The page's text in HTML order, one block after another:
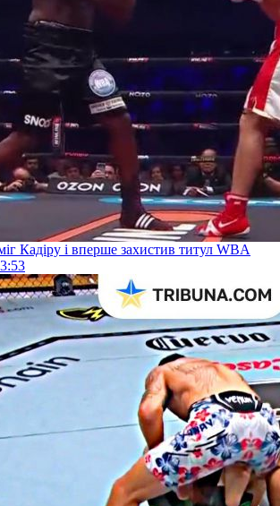
Кадіру і вперше захистив титул WBA